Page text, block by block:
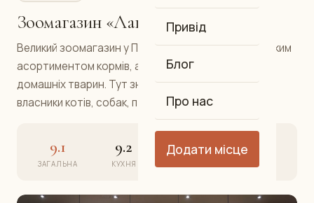
Привід
Блог
Про нас
Додати місце
Зоомагазин «Лапи та Хвости»
Великий зоомагазин у Подільському районі з широким
асортиментом кормів, аксесуарів та товарів для
домашніх тварин. Тут знайдуть усе необхідне
власники котів, собак, птахів та риб.
9.1
ЗАГАЛЬНА
9.2
КУХНЯ
9.0
СЕРВІС